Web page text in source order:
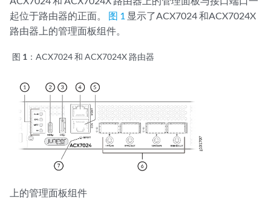
起位于路由器的正面。 图 1 显示了ACX7024和ACX7024X
路由器上的管理面板组件。
图 1： ACX7024和 ACX7024X 路由器
上的管理面板组件